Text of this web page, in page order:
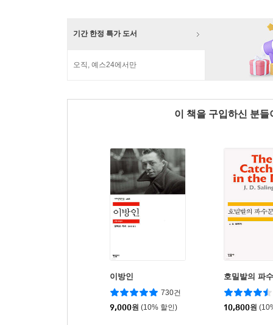
기간 한정 특가 도서
오직, 예스24에서만
이 책을 구입하신 분
이방인
730건
9,000원 (10% 할인)
호밀밭의 파
10,800원